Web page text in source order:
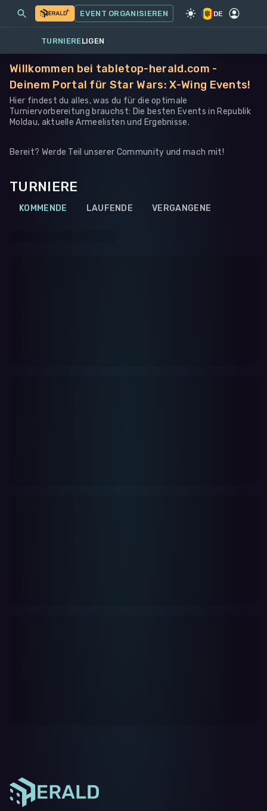
SPIEL·STAR WARS: X-WING
MEINE EVENTS MEHR
EVENT ORGANISIEREN DE
TURNIERELIGEN
Willkommen bei tabletop-herald.com -
Deinem Portal für Star Wars: X-Wing Events!
Hier findest du alles, was du für die optimale
Turniervorbereitung brauchst: Die besten Events in Republik
Moldau, aktuelle Armeelisten und Ergebnisse.
Bereit? Werde Teil unserer Community und mach mit!
TURNIERE
KOMMENDE LAUFENDE VERGANGENE